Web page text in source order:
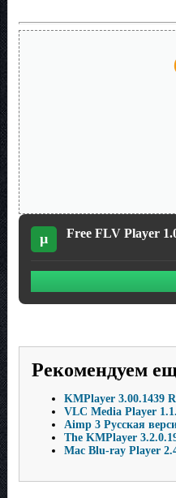
µ Free FLV Player
Рекомендуем
KMPlayer 3.00.1439
VLC Media Player
Aimp 3 Русская
The KMPlayer
Mac Blu-ray Player